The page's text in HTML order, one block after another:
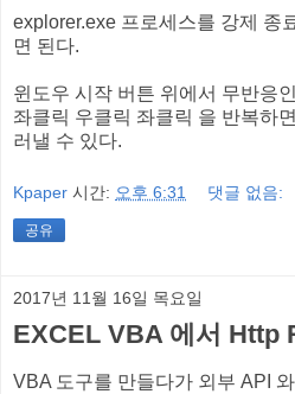
explorer.exe 프로세스를 강제 종
면 된다.
윈도우 시작 버튼 위에서 무반응
좌클릭 우클릭 좌클릭 을 반복하
러낼 수 있다.
Kpaper 시간: 오후 6:31 댓글 없음:
공유
2017년 11월 16일 목요일
EXCEL VBA 에서 Http
VBA 도구를 만들다가 외부 API